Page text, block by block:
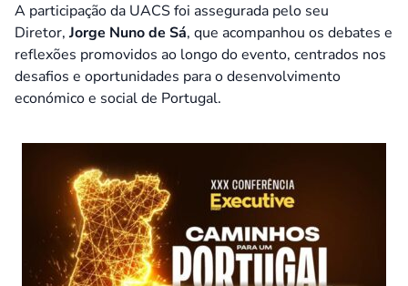
A participação da UACS foi assegurada pelo seu
Diretor, Jorge Nuno de Sá, que acompanhou os debates e
reflexões promovidos ao longo do evento, centrados nos
desafios e oportunidades para o desenvolvimento
económico e social de Portugal.